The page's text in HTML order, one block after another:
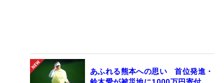
あふれる熊本への思い 首位発進・